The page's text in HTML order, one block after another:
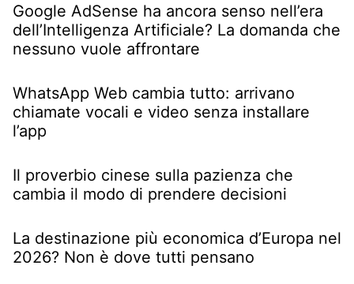
Google AdSense ha ancora senso nell’era
dell’Intelligenza Artificiale? La domanda che
nessuno vuole affrontare
WhatsApp Web cambia tutto: arrivano
chiamate vocali e video senza installare
l’app
Il proverbio cinese sulla pazienza che
cambia il modo di prendere decisioni
La destinazione più economica d’Europa nel
2026? Non è dove tutti pensano